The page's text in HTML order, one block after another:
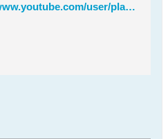
https://www.youtube.com/user/playoptions1/playlists